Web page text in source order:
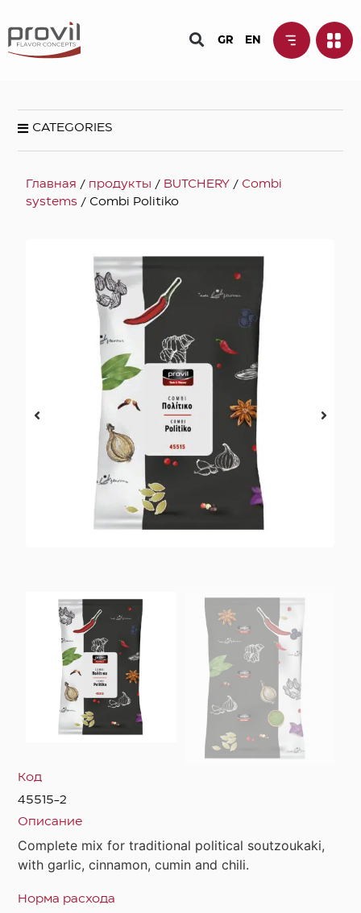
GR EN
CATEGORIES
Главная / продукты / BUTCHERY / Combi
systems / Combi Politiko
Код
45515-2
Описание
Complete mix for traditional political soutzoukaki,
with garlic, cinnamon, cumin and chili.
Норма расхода